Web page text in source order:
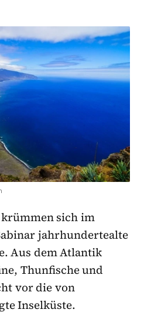
sich im
jahrhundertealte
Aus dem Atlantik
Thunfische und
vor die von
Inselküste.